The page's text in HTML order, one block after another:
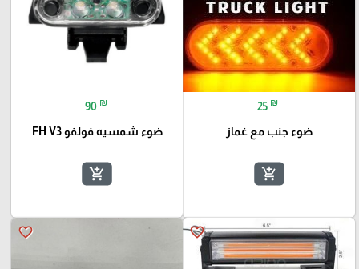
25 ₪
ضوء جنب مع غماز
add_shopping_cart
90 ₪
ضوء شمسيه فولفو FH V3
add_shopping_cart
favorite_border
favorite_border